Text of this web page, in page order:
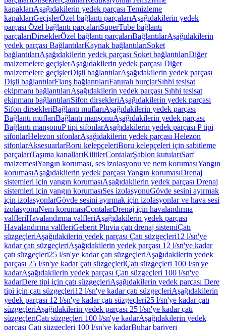
kapaklarıAşağıdakilerin yedek parçası Temizleme
kapaklarıGeçişlerÖzel bağlantı parçalarıAşağıdakilerin yedek
parçası Özel bağlantı parçalarıSuperTube bağlantı
parçalarıDirseklerÖzel bağlantı parçalarıBağlantılarAşağıdakilerin
yedek parçası BağlantılarKaynak bağlantılarıSoket
bağlantılarıAşağıdakilerin yedek parçası Soket bağlantılarıDiğer
malzemelere geçişlerAşağıdakilerin yedek parçası Diğer
malzemelere geçişlerDişli bağlantılarAşağıdakilerin yedek parçası
Dişli bağlantılarFlanş bağlantılarıFaturalı burçlarSıhhi tesisat
ekipmanı bağlantılarıAşağıdakilerin yedek parçası Sıhhi tesisat
ekipmanı bağlantılarıSifon dirsekleriAşağıdakilerin yedek parçası
Sifon dirsekleriBağlantı muflarıAşağıdakilerin yedek parçası
Bağlantı muflarıBağlantı manşonuAşağıdakilerin yedek parçası
Bağlantı manşonuP tipi sifonlarAşağıdakilerin yedek parçası P tipi
sifonlarHelezon sifonlarAşağıdakilerin yedek parçası Helezon
sifonlarAksesuarlarBoru kelepçeleriBoru kelepçeleri için sabitleme
parçalarıTaşıma kanallarıKilitlerContalarŞablon kutularıSarf
malzemesiYangın koruması, ses izolasyonu ve nem korumasıYangın
korumasıAşağıdakilerin yedek parçası Yangın korumasıDrenaj
sistemleri için yangın korumasıAşağıdakilerin yedek parçası Drenaj
sistemleri için yangın korumasıSes izolasyonuGövde sesini ayırmak
için izolasyonlarGövde sesini ayırmak için izolasyonlar ve hava sesi
izolasyonuNem korumasıContalarDrenaj için havalandırma
valfleriHavalandırma valfleriAşağıdakilerin yedek parçası
Havalandırma valfleriGeberit Pluvia çatı drenaj sistemiÇatı
süzgeçleriAşağıdakilerin yedek parçası Çatı süzgeçleri12 l/sn'ye
kadar çatı süzgeçleriAşağıdakilerin yedek parçası 12 l/sn'ye kadar
çatı süzgeçleri25 l/sn'ye kadar çatı süzgeçleriAşağıdakilerin yedek
parçası 25 l/sn'ye kadar çatı süzgeçleriÇatı süzgeçleri 100 l/sn'ye
kadarAşağıdakilerin yedek parçası Çatı süzgeçleri 100 l/sn'ye
kadarDere tipi için çatı süzgeçleriAşağıdakilerin yedek parçası Dere
tipi için çatı süzgeçleri12 l/sn'ye kadar çatı süzgeçleriAşağıdakilerin
yedek parçası 12 l/sn'ye kadar çatı süzgeçleri25 l/sn'ye kadar çatı
süzgeçleriAşağıdakilerin yedek parçası 25 l/sn'ye kadar çatı
süzgeçleriÇatı süzgeçleri 100 l/sn'ye kadarAşağıdakilerin yedek
parçası Çatı süzgeçleri 100 l/sn'ye kadarBuhar bariyeri